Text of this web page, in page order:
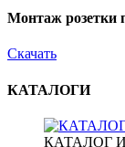
Монтаж розетки
Скачать
КАТАЛОГИ
КАТАЛОГ